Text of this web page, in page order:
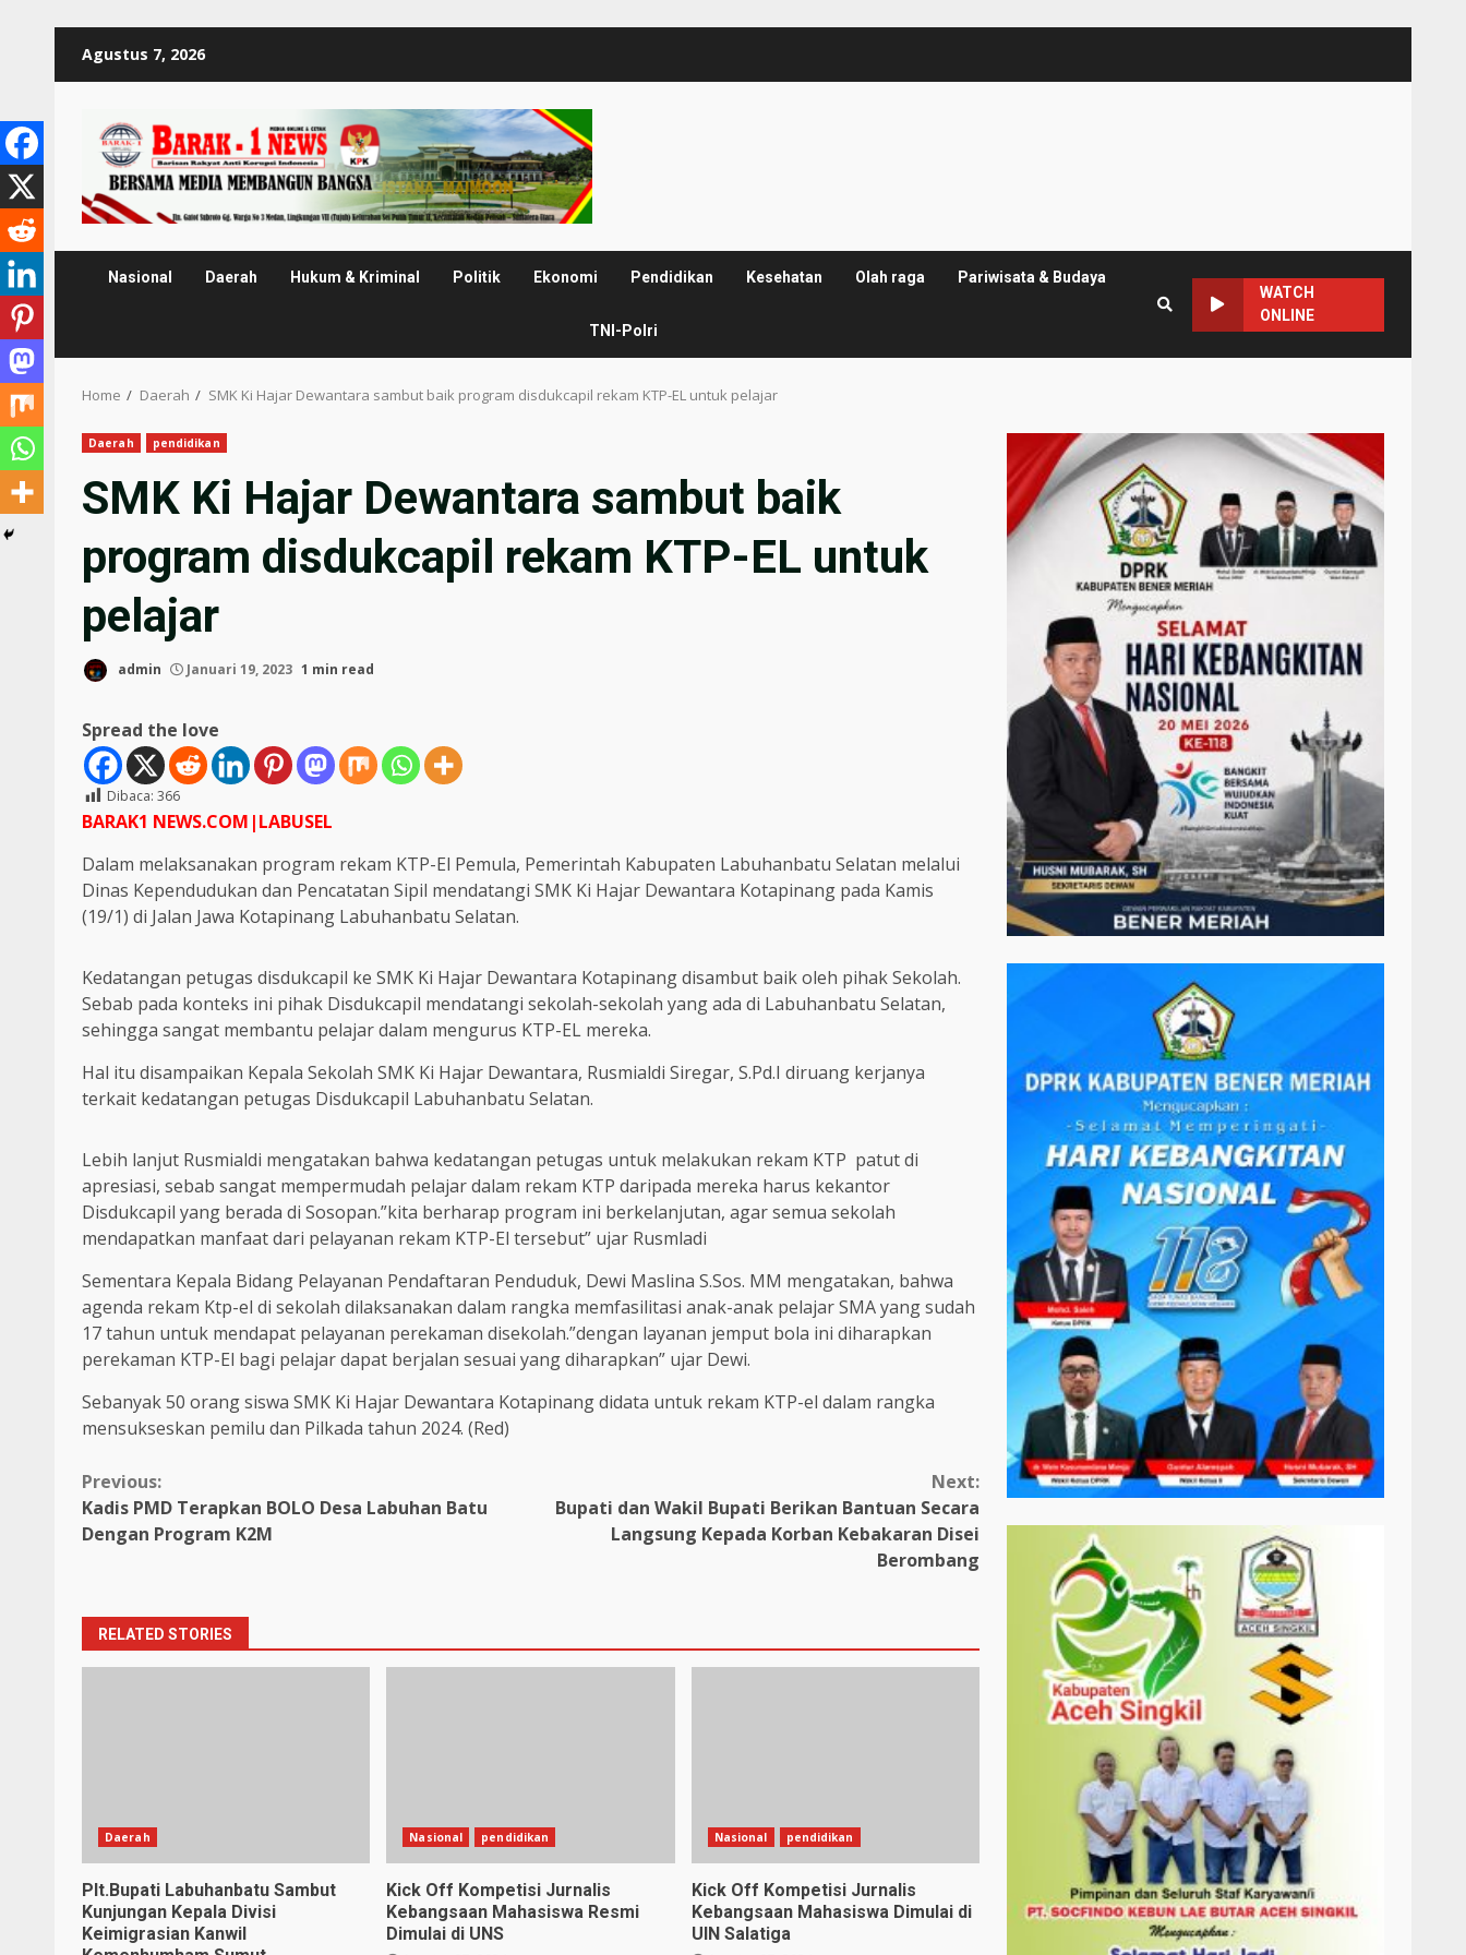
Agustus 7, 2026
Nasional Daerah Hukum & Kriminal Politik Ekonomi Pendidikan Kesehatan Olah raga Pariwisata & Budaya
TNI-Polri
WATCH
ONLINE
Home Daerah SMK Ki Hajar Dewantara sambut baik program disdukcapil rekam KTP-EL untuk pelajar
Daerah pendidikan
SMK Ki Hajar Dewantara sambut baik
program disdukcapil rekam KTP-EL untuk
pelajar
admin Januari 19, 2023 1 min read
Spread the love
Dibaca: 366
BARAK1 NEWS.COM|LABUSEL
Dalam melaksanakan program rekam KTP-El Pemula, Pemerintah Kabupaten Labuhanbatu Selatan melalui
Dinas Kependudukan dan Pencatatan Sipil mendatangi SMK Ki Hajar Dewantara Kotapinang pada Kamis
(19/1) di Jalan Jawa Kotapinang Labuhanbatu Selatan.
Kedatangan petugas disdukcapil ke SMK Ki Hajar Dewantara Kotapinang disambut baik oleh pihak Sekolah.
Sebab pada konteks ini pihak Disdukcapil mendatangi sekolah-sekolah yang ada di Labuhanbatu Selatan,
sehingga sangat membantu pelajar dalam mengurus KTP-EL mereka.
Hal itu disampaikan Kepala Sekolah SMK Ki Hajar Dewantara, Rusmialdi Siregar, S.Pd.I diruang kerjanya
terkait kedatangan petugas Disdukcapil Labuhanbatu Selatan.
Lebih lanjut Rusmialdi mengatakan bahwa kedatangan petugas untuk melakukan rekam KTP patut di
apresiasi, sebab sangat mempermudah pelajar dalam rekam KTP daripada mereka harus kekantor
Disdukcapil yang berada di Sosopan.”kita berharap program ini berkelanjutan, agar semua sekolah
mendapatkan manfaat dari pelayanan rekam KTP-El tersebut” ujar Rusmladi
Sementara Kepala Bidang Pelayanan Pendaftaran Penduduk, Dewi Maslina S.Sos. MM mengatakan, bahwa
agenda rekam Ktp-el di sekolah dilaksanakan dalam rangka memfasilitasi anak-anak pelajar SMA yang sudah
17 tahun untuk mendapat pelayanan perekaman disekolah.”dengan layanan jemput bola ini diharapkan
perekaman KTP-El bagi pelajar dapat berjalan sesuai yang diharapkan” ujar Dewi.
Sebanyak 50 orang siswa SMK Ki Hajar Dewantara Kotapinang didata untuk rekam KTP-el dalam rangka
mensukseskan pemilu dan Pilkada tahun 2024. (Red)
Continue
Reading
Previous:
Kadis PMD Terapkan BOLO Desa Labuhan Batu
Dengan Program K2M
Next:
Bupati dan Wakil Bupati Berikan Bantuan Secara
Langsung Kepada Korban Kebakaran Disei
Berombang
RELATED STORIES
Daerah
Plt.Bupati Labuhanbatu Sambut
Kunjungan Kepala Divisi
Keimigrasian Kanwil
Nasional pendidikan
Kick Off Kompetisi Jurnalis
Kebangsaan Mahasiswa Resmi
Dimulai di UNS
Nasional pendidikan
Kick Off Kompetisi Jurnalis
Kebangsaan Mahasiswa Dimulai di
UIN Salatiga